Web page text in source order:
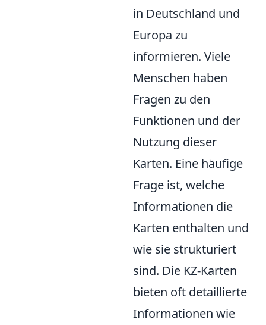
in Deutschland und
Europa zu
informieren. Viele
Menschen haben
Fragen zu den
Funktionen und der
Nutzung dieser
Karten. Eine häufige
Frage ist, welche
Informationen die
Karten enthalten und
wie sie strukturiert
sind. Die KZ-Karten
bieten oft detaillierte
Informationen wie